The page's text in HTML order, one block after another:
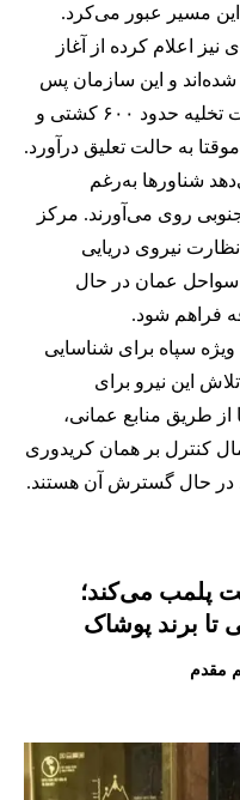
اعلام کرده از آغاز
کشته شده‌اند و این سازمان پس
از حمله به کشتی سنگاپوری، عملیات تخلیه حدود ۶۰۰ کشتی و
شناورها به‌رغم
روی می‌آورند. مرکز
نیروی دریایی
سواحل عمان در حال
فراهم شود.
سپاه برای شناسایی
این نیرو برای
طریق منابع عمانی،
کنترل بر همان کریدوری
در حال گسترش آن هستند.
پلمب می‌کند؛
تا برند پوشاک
مقدم